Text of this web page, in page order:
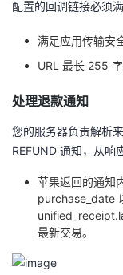
堂
我
证
实
验
的
收
我
的
支
持
我
声
建
议
配置的回调链接必须满
满足应用传输安
URL 最长 255
处理退款通知
您的服务器负责解析
REFUND 通知，从响
苹果返回的通知
purchase_date
最新交易。